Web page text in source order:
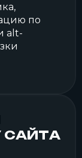
по
alt-
САЙТА